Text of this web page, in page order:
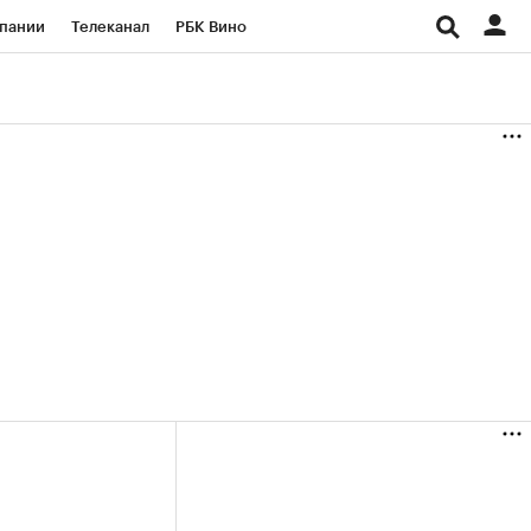
Телеканал РБК Вино